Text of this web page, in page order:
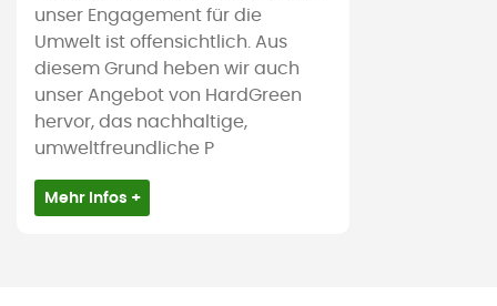
unser Engagement für die
Umwelt ist offensichtlich. Aus
diesem Grund heben wir auch
unser Angebot von HardGreen
hervor, das nachhaltige,
umweltfreundliche P
Mehr Infos +